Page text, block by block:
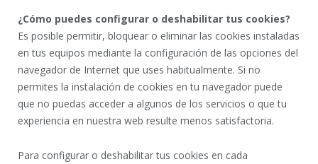
¿Cómo puedes configurar o deshabilitar tus cookies?
Es posible permitir, bloquear o eliminar las cookies instaladas
en tus equipos mediante la configuración de las opciones del
navegador de Internet que uses habitualmente. Si no
permites la instalación de cookies en tu navegador puede
que no puedas acceder a algunos de los servicios o que tu
experiencia en nuestra web resulte menos satisfactoria.
Para configurar o deshabilitar tus cookies en cada